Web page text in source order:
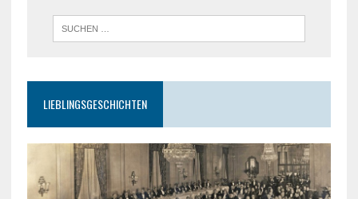
LIEBLINGSGESCHICHTEN